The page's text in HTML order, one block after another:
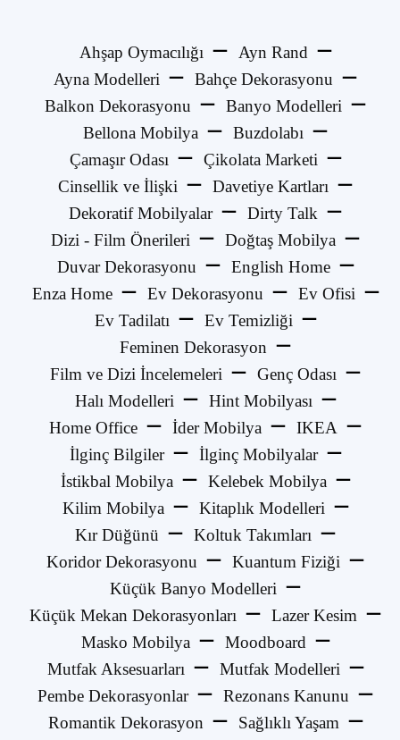
Ahşap Oymacılığı
Ayn Rand
Ayna Modelleri
Bahçe Dekorasyonu
Balkon Dekorasyonu
Banyo Modelleri
Bellona Mobilya
Buzdolabı
Çamaşır Odası
Çikolata Marketi
Cinsellik ve İlişki
Davetiye Kartları
Dekoratif Mobilyalar
Dirty Talk
Dizi - Film Önerileri
Doğtaş Mobilya
Duvar Dekorasyonu
English Home
Enza Home
Ev Dekorasyonu
Ev Ofisi
Ev Tadilatı
Ev Temizliği
Feminen Dekorasyon
Film ve Dizi İncelemeleri
Genç Odası
Halı Modelleri
Hint Mobilyası
Home Office
İder Mobilya
IKEA
İlginç Bilgiler
İlginç Mobilyalar
İstikbal Mobilya
Kelebek Mobilya
Kilim Mobilya
Kitaplık Modelleri
Kır Düğünü
Koltuk Takımları
Koridor Dekorasyonu
Kuantum Fiziği
Küçük Banyo Modelleri
Küçük Mekan Dekorasyonları
Lazer Kesim
Masko Mobilya
Moodboard
Mutfak Aksesuarları
Mutfak Modelleri
Pembe Dekorasyonlar
Rezonans Kanunu
Romantik Dekorasyon
Sağlıklı Yaşam